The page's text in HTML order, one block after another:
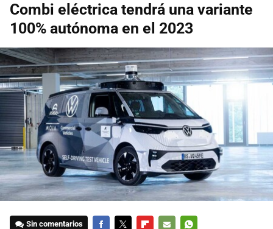
Combi eléctrica tendrá una variante
100% autónoma en el 2023
Sin comentarios